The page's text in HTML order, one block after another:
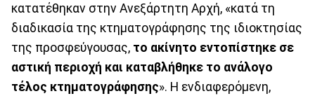
κατατέθηκαν στην Ανεξάρτητη Αρχή, «κατά τη
διαδικασία της κτηματογράφησης της ιδιοκτησίας
της προσφεύγουσας, το ακίνητο εντοπίστηκε σε
αστική περιοχή και καταβλήθηκε το ανάλογο
τέλος κτηματογράφησης». Η ενδιαφερόμενη,